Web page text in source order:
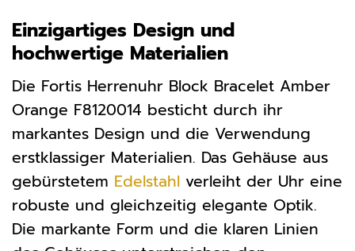
Einzigartiges Design und
hochwertige Materialien
Die Fortis Herrenuhr Block Bracelet Amber
Orange F8120014 besticht durch ihr
markantes Design und die Verwendung
erstklassiger Materialien. Das Gehäuse aus
gebürstetem Edelstahl verleiht der Uhr eine
robuste und gleichzeitig elegante Optik.
Die markante Form und die klaren Linien